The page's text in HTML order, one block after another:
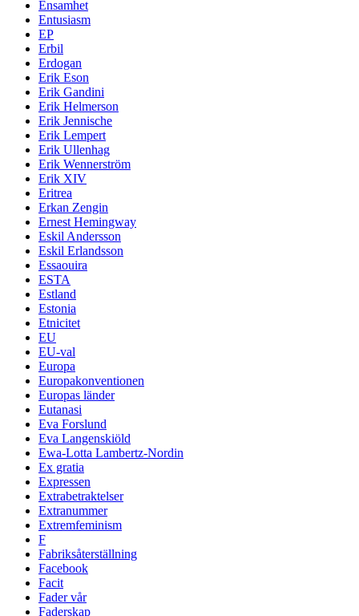
Ensamhet
Entusiasm
EP
Erbil
Erdogan
Erik Eson
Erik Gandini
Erik Helmerson
Erik Jennische
Erik Lempert
Erik Ullenhag
Erik Wennerström
Erik XIV
Eritrea
Erkan Zengin
Ernest Hemingway
Eskil Andersson
Eskil Erlandsson
Essaouira
ESTA
Estland
Estonia
Etnicitet
EU
EU-val
Europa
Europakonventionen
Europas länder
Eutanasi
Eva Forslund
Eva Langenskiöld
Ewa-Lotta Lambertz-Nordin
Ex gratia
Expressen
Extrabetraktelser
Extranummer
Extremfeminism
F
Fabriksåterställning
Facebook
Facit
Fader vår
Faderskap